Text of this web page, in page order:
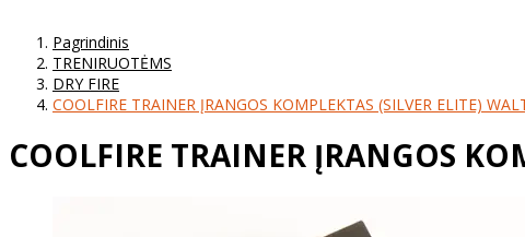
Pagrindinis
TRENIRUOTĖMS
DRY FIRE
COOLFIRE TRAINER ĮRANGOS KOMPLEKTAS (SILVER ELITE)
COOLFIRE TRAINER ĮRANGOS